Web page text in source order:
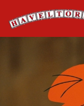
Zum Hauptinhalt